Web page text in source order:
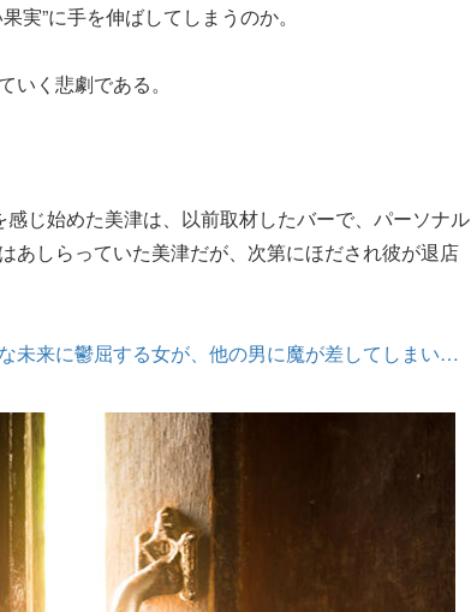
実”に手を伸ばしてしまうのか。
いく悲劇である。
じ始めた美津は、以前取材したバーで、パーソナル
あしらっていた美津だが、次第にほだされ彼が退店
未来に鬱屈する女が、他の男に魔が差してしまい…